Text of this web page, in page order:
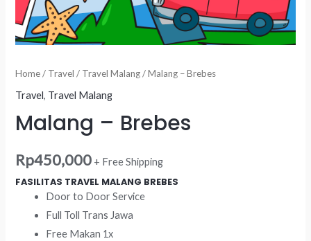
Home/ Travel / Travel Malang/ Malang – Brebes
Travel, Travel Malang
Malang – Brebes
Rp450,000 + Free Shipping
FASILITAS TRAVEL MALANG BREBES
Door to Door Service
Full Toll Trans Jawa
Free Makan 1x